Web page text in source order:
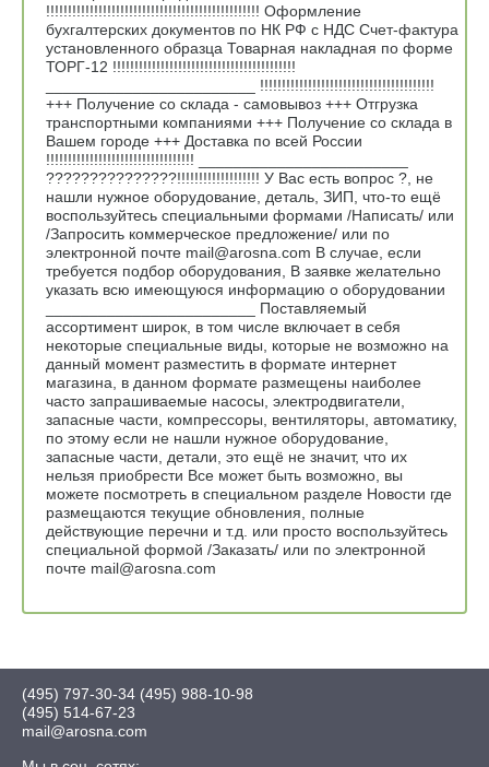
!!!!!!!!!!!!!!!!!!!!!!!!!!!!!!!!!!!!!!!!!!!!!!!!! Оформление
бухгалтерских документов по НК РФ с НДС Счет-фактура
установленного образца Товарная накладная по форме
ТОРГ-12 !!!!!!!!!!!!!!!!!!!!!!!!!!!!!!!!!!!!!!!!!!
________________________ !!!!!!!!!!!!!!!!!!!!!!!!!!!!!!!!!!!!!!!!
+++ Получение со склада - самовывоз +++ Отгрузка
транспортными компаниями +++ Получение со склада в
Вашем городе +++ Доставка по всей России
!!!!!!!!!!!!!!!!!!!!!!!!!!!!!!!!!! ________________________
???????????????!!!!!!!!!!!!!!!!!!! У Вас есть вопрос ?, не
нашли нужное оборудование, деталь, ЗИП, что-то ещё
воспользуйтесь специальными формами /Написать/ или
/Запросить коммерческое предложение/ или по
электронной почте mail@arosna.com В случае, если
требуется подбор оборудования, В заявке желательно
указать всю имеющуюся информацию о оборудовании
________________________ Поставляемый
ассортимент широк, в том числе включает в себя
некоторые специальные виды, которые не возможно на
данный момент разместить в формате интернет
магазина, в данном формате размещены наиболее
часто запрашиваемые насосы, электродвигатели,
запасные части, компрессоры, вентиляторы, автоматику,
по этому если не нашли нужное оборудование,
запасные части, детали, это ещё не значит, что их
нельзя приобрести Все может быть возможно, вы
можете посмотреть в специальном разделе Новости где
размещаются текущие обновления, полные
действующие перечни и т.д. или просто воспользуйтесь
специальной формой /Заказать/ или по электронной
почте mail@arosna.com
(495) 797-30-34 (495) 988-10-98
(495) 514-67-23
mail@arosna.com